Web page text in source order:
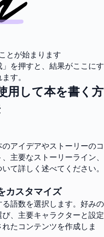
とが始まります
を押すと、結果がここにす
す。
用して本を書く方
アイデアやストーリーのコ
主要なストーリーライン、
て詳しく述べてください。
カスタマイズ
語数を選択します。好みの
、主要キャラクターと設定
たコンテンツを作成しま